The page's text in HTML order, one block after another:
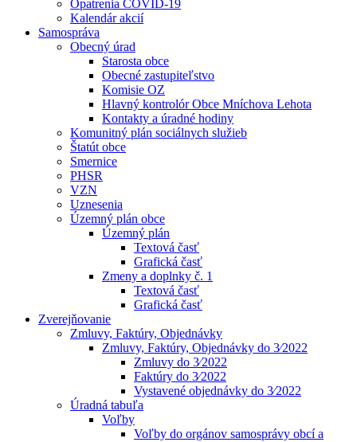
Opatrenia COVID-19
Kalendár akcií
Samospráva
Obecný úrad
Starosta obce
Obecné zastupiteľstvo
Komisie OZ
Hlavný kontrolór Obce Mníchova Lehota
Kontakty a úradné hodiny
Komunitný plán sociálnych služieb
Štatút obce
Smernice
PHSR
VZN
Uznesenia
Územný plán obce
Územný plán
Textová časť
Grafická časť
Zmeny a doplnky č. 1
Textová časť
Grafická časť
Zverejňovanie
Zmluvy, Faktúry, Objednávky
Zmluvy, Faktúry, Objednávky do 3⁄2022
Zmluvy do 3⁄2022
Faktúry do 3⁄2022
Vystavené objednávky do 3⁄2022
Úradná tabuľa
Voľby
Voľby do orgánov samosprávy obcí a